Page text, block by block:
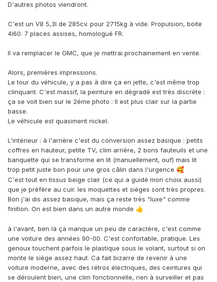
D'autres photos viendront.
C'est un V8 5,3l de 285cv. pour 2715kg à vide. Propulsion, boite
4l60. 7 places assises, homologué FR.
Il va remplacer le GMC, que je mettrai prochainement en vente.
Alors, premières impressions.
Le tour du véhicule, y a pas à dire ça en jette, c'est même trop
clinquant. C'est massif, la peinture en dégradé est très discrète :
ça se voit bien sur le 2éme photo : Il est plus clair sur la partie
basse.
Le véhicule est quasiment nickel.
L'intérieur : à l'arrière c'est du conversion assez basique : petits
coffres en hauteur, petite TV, clim arrière, 2 bons fauteuils et une
banquette qui se transforme en lit (manuellement, ouf) mais lit
trop petit juste bon pour une gros câlin dans l'urgence 🥰
C'est tout en tissus beige clair (ce qui a guidé mon choix aussi)
que je préfère au cuir. les moquettes et sièges sont très propres.
Bon j'ai dis assez basique, mais ça reste très "luxe" comme
finition. On est bien dans un autre monde 👍
à l'avant, ben là ça manque un peu de caractère, c'est comme
une voiture des années 90-00. C'est confortable, pratique. Les
genoux touchent parfois le plastique sous le volant, surtout si on
monte le siège assez haut. Ca fait bizarre de revenir à une
voiture moderne, avec des rétros électriques, des ceintures qui
se déroulent bien, une clim fonctionnelle, rien à surveiller et pas